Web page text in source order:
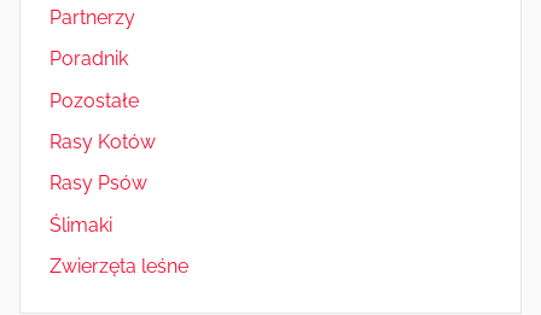
Partnerzy
Poradnik
Pozostałe
Rasy Kotów
Rasy Psów
Ślimaki
Zwierzęta leśne